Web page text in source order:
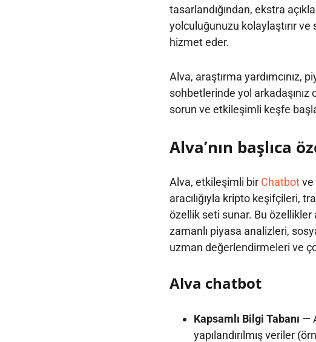
tasarlandığından, ekstra
yolculuğunuzu kolaylaştırır
hizmet eder.
Alva, araştırma yardımcınız,
sohbetlerinde yol arkadaşınız
sorun ve etkileşimli keşfe
Alva’nın başlıca
Alva, etkileşimli birChatbotve
aracılığıyla kripto keşifçileri,
özellik seti sunar. Bu
zamanlı piyasa analizleri,
uzman değerlendirmeleri ve
Alva chatbot
Kapsamlı Bilgi Tabanı —
yapılandırılmış veriler